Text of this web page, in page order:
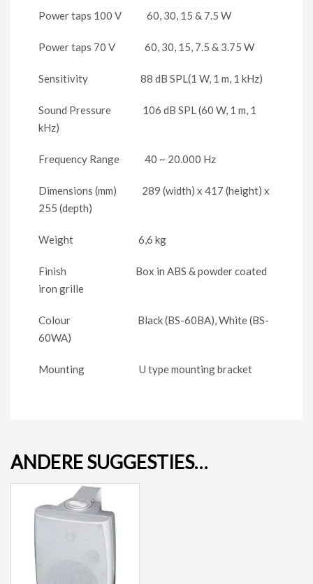
Power taps 100 V 60, 30, 15 & 7.5 W
Power taps 70 V 60, 30, 15, 7.5 & 3.75 W
Sensitivity 88 dB SPL(1 W, 1 m, 1 kHz)
Sound Pressure 106 dB SPL (60 W, 1 m, 1
kHz)
Frequency Range 40 ~ 20.000 Hz
Dimensions (mm) 289 (width) x 417 (height) x
255 (depth)
Weight 6,6 kg
Finish Box in ABS & powder coated
iron grille
Colour Black (BS-60BA), White (BS-
60WA)
Mounting U type mounting bracket
ANDERE SUGGESTIES…